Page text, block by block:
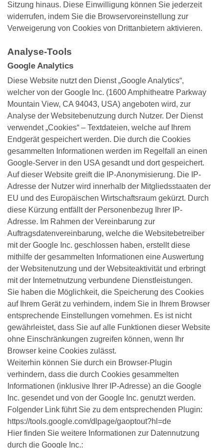
Sitzung hinaus. Diese Einwilligung können Sie jederzeit
widerrufen, indem Sie die Browservoreinstellung zur
Verweigerung von Cookies von Drittanbietern aktivieren.
Analyse-Tools
Google Analytics
Diese Website nutzt den Dienst „Google Analytics“,
welcher von der Google Inc. (1600 Amphitheatre Parkway
Mountain View, CA 94043, USA) angeboten wird, zur
Analyse der Websitebenutzung durch Nutzer. Der Dienst
verwendet „Cookies“ – Textdateien, welche auf Ihrem
Endgerät gespeichert werden. Die durch die Cookies
gesammelten Informationen werden im Regelfall an einen
Google-Server in den USA gesandt und dort gespeichert.
Auf dieser Website greift die IP-Anonymisierung. Die IP-
Adresse der Nutzer wird innerhalb der Mitgliedsstaaten der
EU und des Europäischen Wirtschaftsraum gekürzt. Durch
diese Kürzung entfällt der Personenbezug Ihrer IP-
Adresse. Im Rahmen der Vereinbarung zur
Auftragsdatenvereinbarung, welche die Websitebetreiber
mit der Google Inc. geschlossen haben, erstellt diese
mithilfe der gesammelten Informationen eine Auswertung
der Websitenutzung und der Websiteaktivität und erbringt
mit der Internetnutzung verbundene Dienstleistungen.
Sie haben die Möglichkeit, die Speicherung des Cookies
auf Ihrem Gerät zu verhindern, indem Sie in Ihrem Browser
entsprechende Einstellungen vornehmen. Es ist nicht
gewährleistet, dass Sie auf alle Funktionen dieser Website
ohne Einschränkungen zugreifen können, wenn Ihr
Browser keine Cookies zulässt.
Weiterhin können Sie durch ein Browser-Plugin
verhindern, dass die durch Cookies gesammelten
Informationen (inklusive Ihrer IP-Adresse) an die Google
Inc. gesendet und von der Google Inc. genutzt werden.
Folgender Link führt Sie zu dem entsprechenden Plugin:
https://tools.google.com/dlpage/gaoptout?hl=de
Hier finden Sie weitere Informationen zur Datennutzung
durch die Google Inc.: